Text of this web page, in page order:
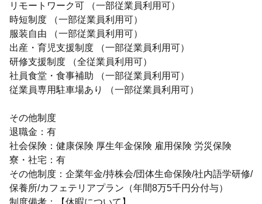
リモートワーク可 （一部従業員利用可）
時短制度 （一部従業員利用可）
服装自由 （一部従業員利用可）
出産・育児支援制度 （一部従業員利用可）
研修支援制度 （全従業員利用可）
社員食堂・食事補助 （一部従業員利用可）
従業員専用駐車場あり （一部従業員利用可）
その他制度
退職金：有
社会保険：健康保険 厚生年金保険 雇用保険 労災保険
寮・社宅：有
その他制度：企業年金/持株会/団体生命保険/社内語学研修/
保養所/カフェテリアプラン（年間8万5千円分付与）
制度備考：【休暇について】